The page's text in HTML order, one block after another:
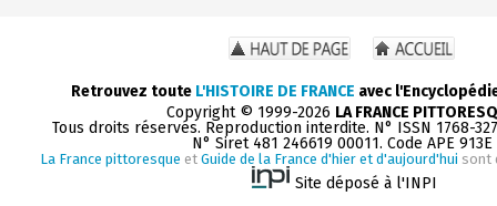
Retrouvez toute L'HISTOIRE DE FRANCE avec
Copyright © 1999-2026 LA FRANCE
Tous droits réservés. Reproduction interdite. N° ISSN 1768-
N° Siret 481 246619 00011. Code APE 913E
La France pittoresque et Guide de la France d'hier et d'aujourd'hui sont
Site déposé à l'INPI